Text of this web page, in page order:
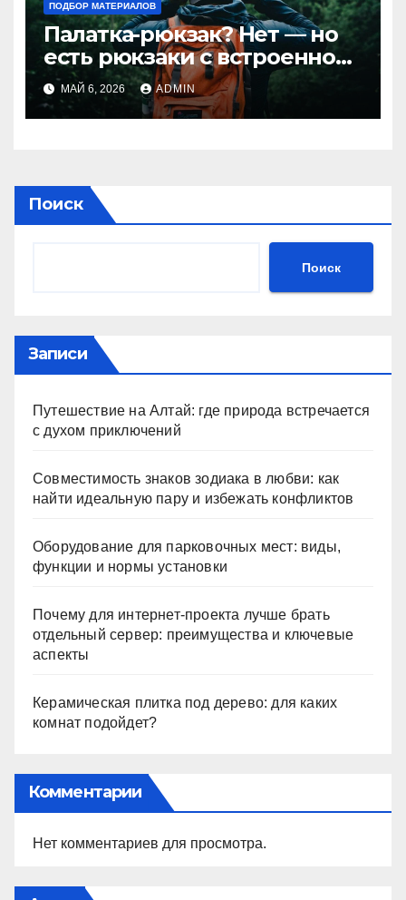
ПОДБОР МАТЕРИАЛОВ
Палатка-рюкзак? Нет — но
есть рюкзаки с встроенной
палаткой: стоит ли
покупать?
МАЙ 6, 2026 ADMIN
Поиск
Поиск
Записи
Путешествие на Алтай: где природа встречается
с духом приключений
Совместимость знаков зодиака в любви: как
найти идеальную пару и избежать конфликтов
Оборудование для парковочных мест: виды,
функции и нормы установки
Почему для интернет-проекта лучше брать
отдельный сервер: преимущества и ключевые
аспекты
Керамическая плитка под дерево: для каких
комнат подойдет?
Комментарии
Нет комментариев для просмотра.